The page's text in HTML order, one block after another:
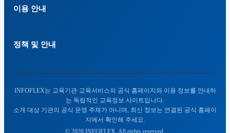
이용 안내
정책 및 안내
INFOFLEX는 교육기관·교육서비스의 공식 홈페이지와 이용 정보를 안내하
는 독립적인 교육정보 사이트입니다.
소개 대상 기관의 공식 운영 주체가 아니며, 최신 정보는 연결된 공식 홈페이
지에서 확인해 주세요.